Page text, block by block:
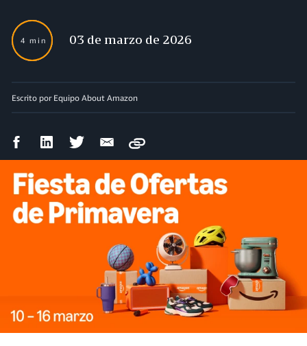
4 min 03 de marzo de 2026
Escrito por Equipo About Amazon
CompartirCompartirCompartirCompartir
electrónico
Copy